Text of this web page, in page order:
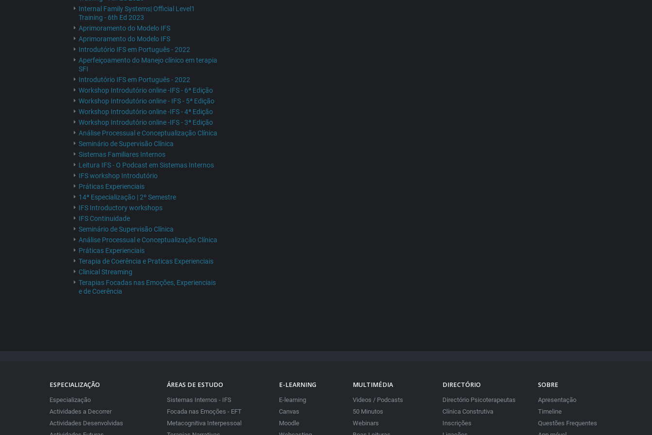
Internal Family Systems| Official Level1
Training - 6th Ed 2023
Aprimoramento do Modelo IFS
Aprimoramento do Modelo IFS
Introdutório IFS em Português - 2022
Aperfeiçoamento do Manejo clínico em terapia
SFI
Introdutório IFS em Português - 2022
Workshop Introdutório online -IFS - 6ª Edição
Workshop Introdutório online - IFS - 5ª Edição
Workshop Introdutório online -IFS - 4ª Edição
Workshop Introdutório online -IFS - 3ª Edição
Análise Processual e Conceptualização Clínica
Seminário de Supervisão Clínica
Sistemas Familiares Internos
Leitura IFS - O Podcast em Sistemas Internos
IFS workshop Introdutório
Práticas Experienciais
14ª Especialização | 2º Semestre
IFS Introductory workshops
IFS Continuidade
Seminário de Supervisão Clínica
Análise Processual e Conceptualização Clínica
Práticas Experienciais
Terapia de Coerência e Praticas Experienciais
Clinical Streaming
Terapias Focadas nas Emoções, Experienciais
e de Coerência
ESPECIALIZAÇÃO
Especialização
Actividades a Decorrer
Actividades Desenvolvidas
ÁREAS DE ESTUDO
Sistemas Internos - IFS
Focada nas Emoções - EFT
Metacognitiva Interpessoal
E-LEARNING
E-learning
Canvas
Moodle
MULTIMÉDIA
Videos / Podcasts
50 Minutos
Webinars
DIRECTÓRIO
Directório Psicoterapeutas
Clínica Construtiva
Inscrições
SOBRE
Apresentação
Timeline
Questões Frequentes